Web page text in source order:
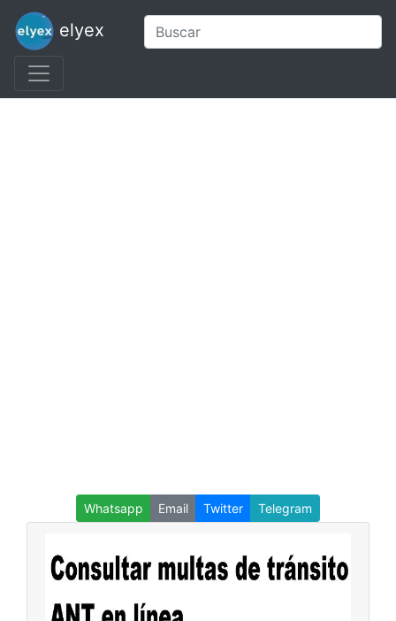
elyex
Whatsapp Email Twitter Telegram